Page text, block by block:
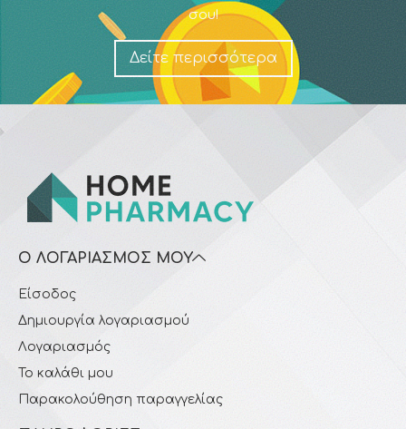
σου!
Δείτε περισσότερα
Ο ΛΟΓΑΡΙΑΣΜΌΣ ΜΟΥ
Είσοδος
Δημιουργία λογαριασμού
Λογαριασμός
Το καλάθι μου
Παρακολούθηση παραγγελίας